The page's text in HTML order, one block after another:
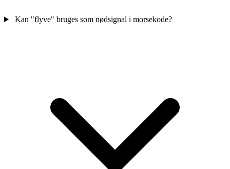
Kan "flyve" bruges som nødsignal i morsekode?